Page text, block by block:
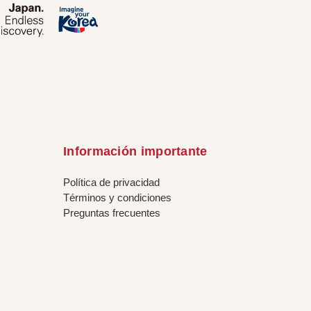
Información importante
Política de privacidad
Términos y condiciones
Preguntas frecuentes